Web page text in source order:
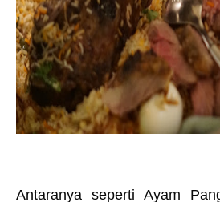
Antaranya seperti Ayam